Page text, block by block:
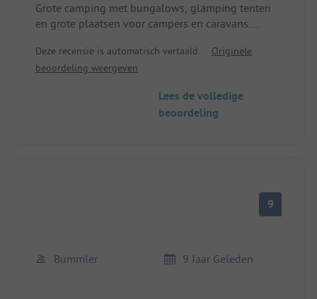
Grote camping met bungalows, glamping tenten
en grote plaatsen voor campers en caravans.
Oud sanitairgebouw gemoderniseerd.
Waarschijnlijk niet voldoende in het hoogseizoen.
20m. Supermarkt in het dorp op ca. 300 m.
Deze recensie is automatisch vertaald.
Originele
beoordeling weergeven
Lees de volledige
beoordeling
9
Bummler 9 Jaar Geleden